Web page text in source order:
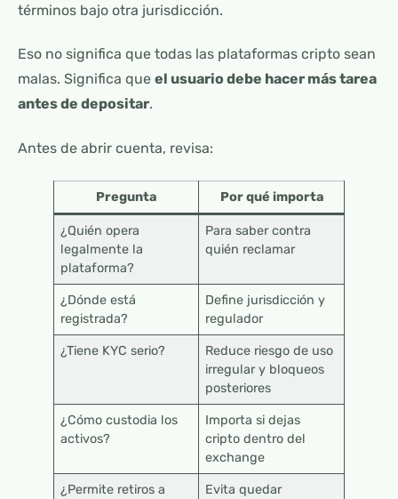
términos bajo otra jurisdicción.
Eso no significa que todas las plataformas cripto sean
malas. Significa que el usuario debe hacer más tarea
antes de depositar.
Antes de abrir cuenta, revisa:
Pregunta Por qué importa
¿Quién opera
legalmente la
plataforma?
Para saber contra
quién reclamar
¿Dónde está
registrada?
Define jurisdicción y
regulador
¿Tiene KYC serio?
Reduce riesgo de uso
irregular y bloqueos
posteriores
¿Cómo custodia los
activos?
Importa si dejas
cripto dentro del
exchange
¿Permite retiros a
Evita quedar